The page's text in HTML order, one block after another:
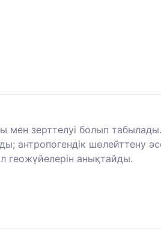
мен зерттелуі болып
антропогендік шөлейттену
геожүйелерін анықтайды.